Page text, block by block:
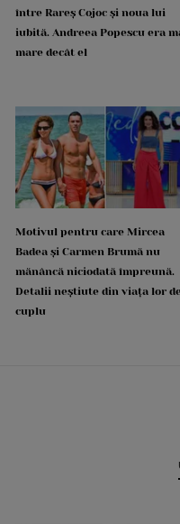
între Rareș Cojoc și noua lui
iubită. Andreea Popescu era
mare decât el
Motivul pentru care Mircea
Badea și Carmen Brumă nu
mănâncă niciodată împreună.
Detalii neștiute din viața lor
cuplu